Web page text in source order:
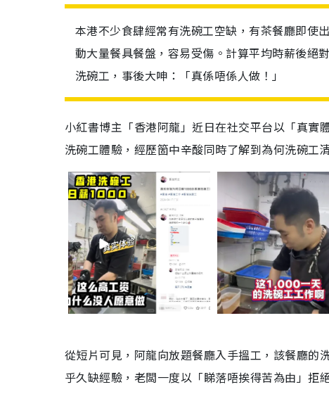
本港不少食肆經常有洗碗工空缺，有茶餐廳即使
動大量餐具餐盤，容易受傷。計算平均時薪後絕
洗碗工，事後大呻：「真係唔係人做！」
小紅書博主「香港阿龍」近日在社交平台以「真
洗碗工體驗，經歷箇中辛酸同時了解到為何洗碗工
從短片可見，阿龍向放題餐廳入手搵工，該餐廳
乎久缺經驗，老闆一度以「睇落唔挨得苦為由」拒